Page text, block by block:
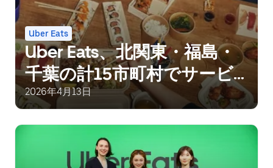
Uber Eats
Uber Eats、北関東・福島・
千葉の計15市町村でサービ
ス提供開始
2026年4月13日